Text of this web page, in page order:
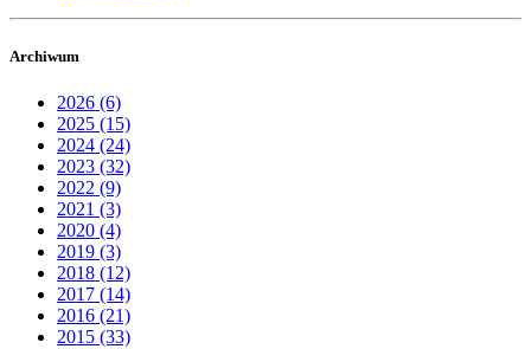
Archiwum
2026 (6)
2025 (15)
2024 (24)
2023 (32)
2022 (9)
2021 (3)
2020 (4)
2019 (3)
2018 (12)
2017 (14)
2016 (21)
2015 (33)